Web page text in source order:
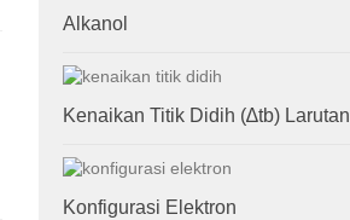
Alkanol
Kenaikan Titik Didih (∆tb) Larutan
Konfigurasi Elektron